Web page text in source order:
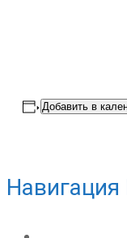
Добавить в